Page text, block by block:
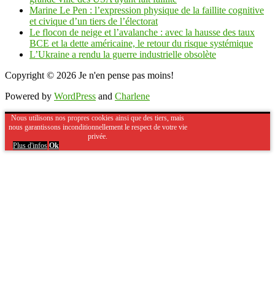
Marine Le Pen : l’expression physique de la faillite cognitive
et civique d’un tiers de l’électorat
Le flocon de neige et l’avalanche : avec la hausse des taux
BCE et la dette américaine, le retour du risque systémique
L’Ukraine a rendu la guerre industrielle obsolète
Copyright © 2026 Je n'en pense pas moins!
Powered by WordPress and Charlene
Nous utilisons nos propres cookies ainsi que des tiers, mais
nous garantissons inconditionnellement le respect de votre vie
privée.
Plus d'infos Ok